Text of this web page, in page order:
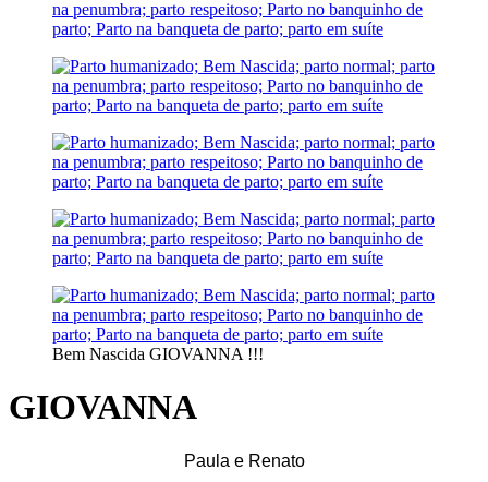
Bem Nascida GIOVANNA !!!
GIOVANNA
Paula e Renato